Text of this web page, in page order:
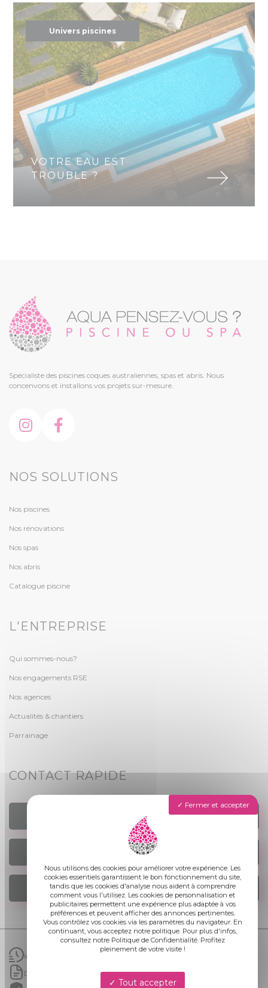
Univers piscines
VOTRE EAU EST
TROUBLE ?
Spécialiste des piscines coques australiennes, spas et abris. Nous
concenvons et installons vos projets sur-mesure.
NOS SOLUTIONS
Nos piscines
Nos rénovations
Nos spas
Nos abris
Catalogue piscine
L'ENTREPRISE
Qui sommes-nous?
Nos engagements RSE
Nos agences
Actualités & chantiers
Parrainage
CONTACT RAPIDE
TROUVER UN AGENCE
NOUS ÉCRIRE
NOUS REJOINDRE
Intervention rapide
Devis gratuit sans engagement
Fermer et accepter
Nous utilisons des cookies pour améliorer votre expérience. Les
cookies essentiels garantissent le bon fonctionnement du site,
tandis que les cookies d'analyse nous aident à comprendre
comment vous l'utilisez. Les cookies de personnalisation et
publicitaires permettent une expérience plus adaptée à vos
préférences et peuvent afficher des annonces pertinentes.
Vous contrôlez vos cookies via les paramètres du navigateur. En
continuant, vous acceptez notre politique. Pour plus d'infos,
consultez notre Politique de Confidentialité. Profitez
pleinement de votre visite !
Tout accepter